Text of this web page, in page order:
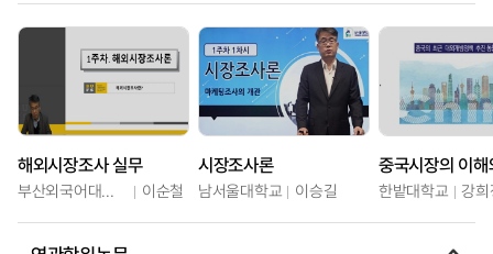
해외시장조사 실무
부산외국어대학교 이순철
시장조사론
남서울대학교 이승길 한밭대학교 강